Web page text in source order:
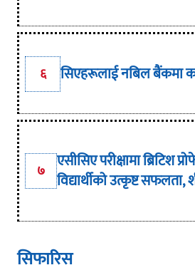
६ सिएहरूलाई नबिल बैंकमा
७ एसीसिए परीक्षामा
विद्यार्थीको उत्कृष्ट सफलता,
सिफारिस